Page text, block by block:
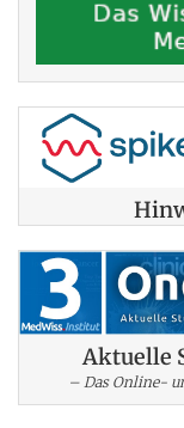
Aktuelle
– Das Online-